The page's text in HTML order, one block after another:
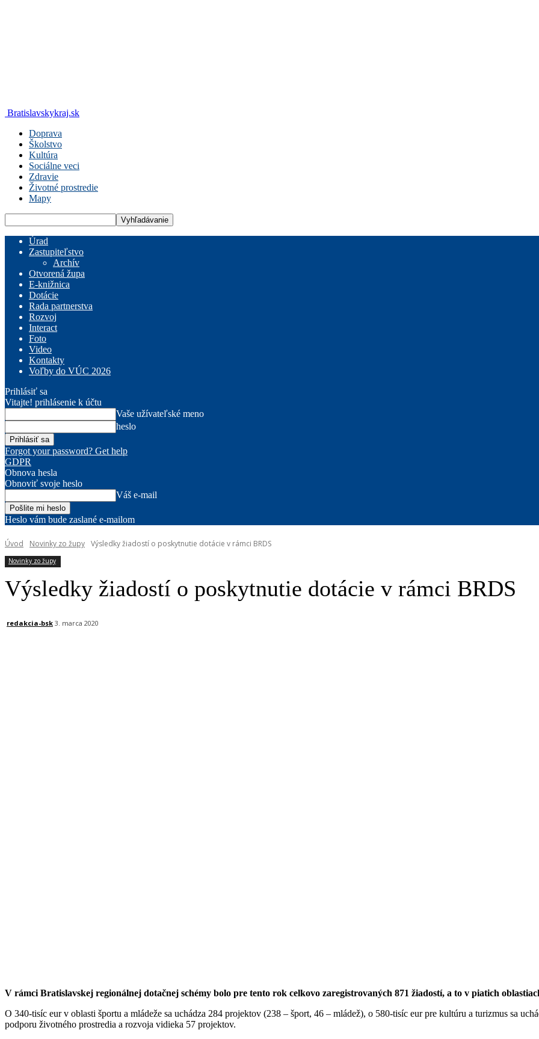
Bratislavskykraj.sk
Doprava
Školstvo
Kultúra
Sociálne veci
Zdravie
Životné prostredie
Mapy
Úrad
Zastupiteľstvo
Archív
Otvorená župa
E-knižnica
Dotácie
Rada partnerstva
Rozvoj
Interact
Foto
Video
Kontakty
Voľby do VÚC 2026
Prihlásiť sa
Vitajte! prihlásenie k účtu
Vaše užívateľské meno
heslo
Forgot your password? Get help
GDPR
Obnova hesla
Obnoviť svoje heslo
Váš e-mail
Heslo vám bude zaslané e-mailom
Úvod Novinky zo župy Výsledky žiadostí o poskytnutie dotácie v rámci BRDS
Novinky zo župy
Výsledky žiadostí o poskytnutie dotácie v rámci BRDS
redakcia-bsk 3. marca 2020
V rámci Bratislavskej regionálnej dotačnej schémy bolo pre tento rok celkovo zaregistrovaných 871 žiadostí, a to v piatich
O 340-tisíc eur v oblasti športu a mládeže sa uchádza 284 projektov (238 – šport, 46 – mládež), o 580-tisíc eur pre kultúru a turizmus sa
podporu životného prostredia a rozvoja vidieka 57 projektov.